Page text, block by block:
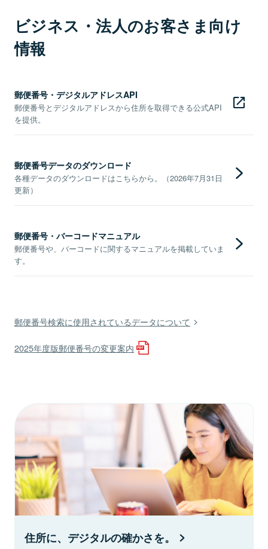
ビジネス・法人のお客さま向け
情報
郵便番号・デジタルアドレスAPI
郵便番号とデジタルアドレスから住所を取得できる公式API
を提供。
郵便番号データのダウンロード
各種データのダウンロードはこちらから。（2026年7月31日
更新）
郵便番号・バーコードマニュアル
郵便番号や、バーコードに関するマニュアルを掲載していま
す。
郵便番号検索に使用されているデータについて
2025年度版郵便番号の変更案内
住所に、デジタルの確かさを。